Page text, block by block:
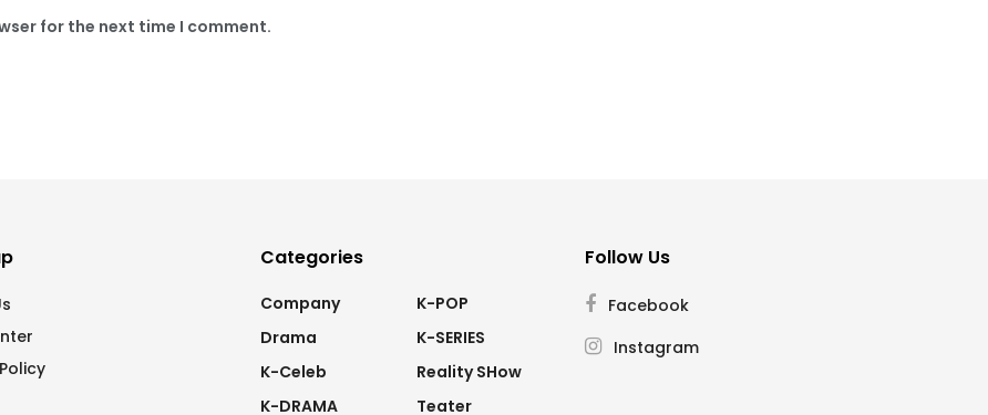
for the next time I comment.
Categories
Company
Drama
K-Celeb
K-DRAMA
K-POP
K-SERIES
Reality SHow
Teater
Follow Us
Facebook
Instagram